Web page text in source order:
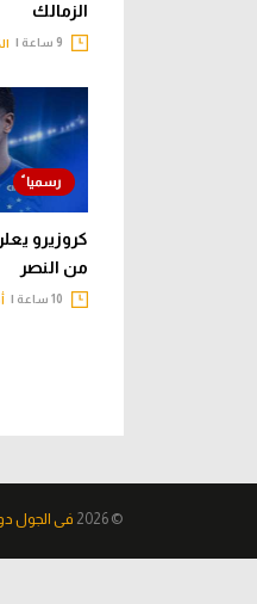
الزمالك
كروزيرو
من النصر
© 2026 فى الجول